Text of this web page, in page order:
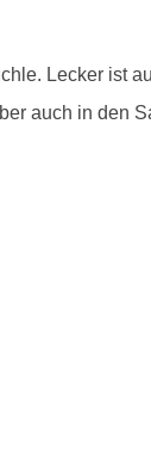
Lecker ist
auch in den